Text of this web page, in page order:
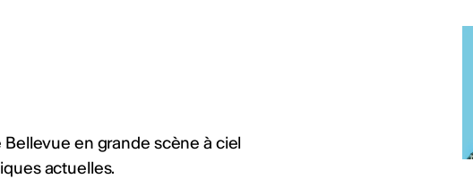
en grande scène à ciel
actuelles.